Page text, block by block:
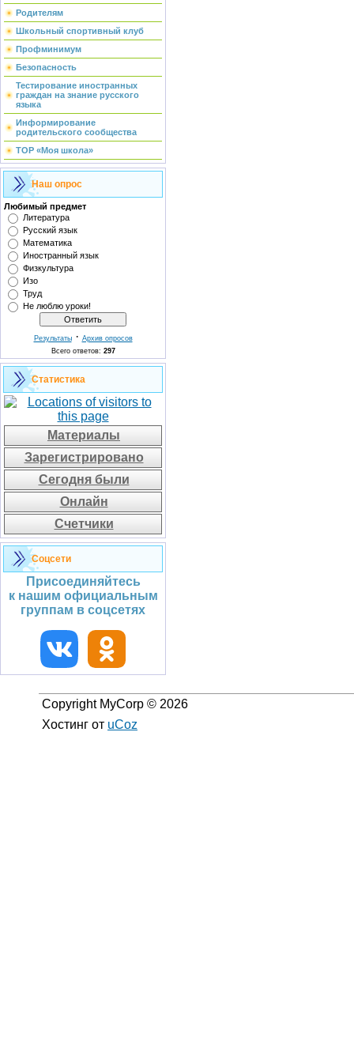
Родителям
Школьный спортивный клуб
Профминимум
Безопасность
Тестирование иностранных
граждан на знание русского
языка
Информирование
родительского сообщества
ТОР «Моя школа»
Наш опрос
Любимый предмет
Литература
Русский язык
Математика
Иностранный язык
Физкультура
Изо
Труд
Не люблю уроки!
Результаты· Архив опросов
Всего ответов: 297
Статистика
Материалы
Зарегистрировано
Сегодня были
Онлайн
Счетчики
Соцсети
Присоединяйтесь
к нашим официальным
группам в соцсетях
Copyright MyCorp © 2026
Хостинг от uCoz